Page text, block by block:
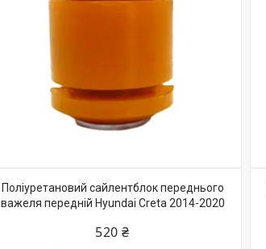
Поліуретановий сайлентблок переднього
важеля передній Hyundai Creta 2014-2020
520 ₴